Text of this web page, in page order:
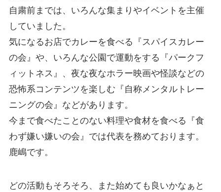
自粛前までは、いろんな集まりやイベントを主催
していました。
気になるお店でカレーを食べる『スパイスカレー
の会』や、いろんな公園で運動をする『パークフ
ィットネス』、夜な夜なホラー映画や怪談などの
恐怖系コンテンツを楽しむ『自称メンタルトレー
ニングの会』などがあります。
今まで食べたことのない料理や食材を食べる『食
わず嫌い嫌いの会』では代表を務めております。
鹿嶋です。
どの活動もそろそろ、また始めても良いかなぁと